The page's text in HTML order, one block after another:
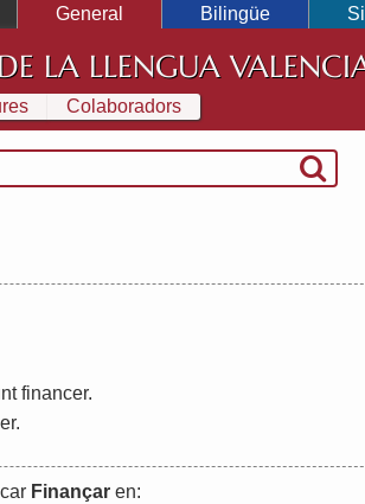
General Bilingüe
LA LLENGUA
Colaboradors
financer.
.
Finançaren: